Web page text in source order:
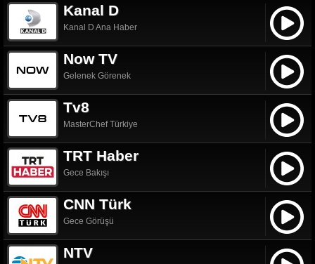
Kanal D
Kanal D Ana Haber
Now TV
Gelenek Görenek
Tv8
MasterChef Türkiye
TRT Haber
Gece Bakışı
CNN Türk
Gece Görüşü
NTV